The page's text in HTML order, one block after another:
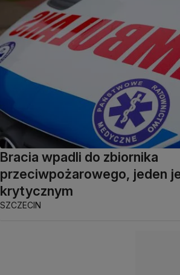
Bracia wpadli do zbiornika
przeciwpożarowego, jeden
krytycznym
SZCZECIN